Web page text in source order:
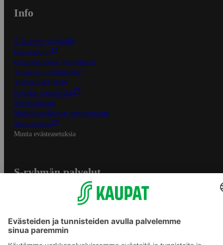
Info
S-Business yrityksille
Oiva-raportit
Osuuskauppojen yhteystiedot
Tilaus- ja toimitusehdot
Tietosuojakäytäntö
Palvelun käyttöehdot
Saavutettavuus
Mobiilisovelluksen saavutettavuus
Mainostajalle
Muuta evästeasetuksia
S-ryhmän palvelut
Yhteishyvä Ruoka -sovellus
S-ostoslista -sovellus